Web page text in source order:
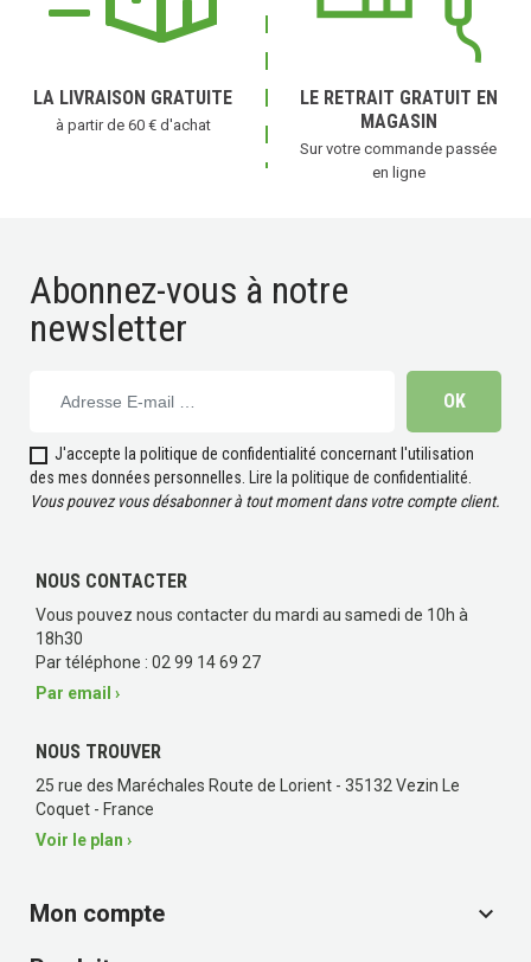
LA LIVRAISON GRATUITE
à partir de 60 € d'achat
LE RETRAIT GRATUIT EN
MAGASIN
Sur votre commande passée
en ligne
Abonnez-vous à notre
newsletter
J'accepte la politique de confidentialité concernant l'utilisation
des mes données personnelles. Lire la politique de confidentialité.
Vous pouvez vous désabonner à tout moment dans votre compte client.
NOUS CONTACTER
Vous pouvez nous contacter du mardi au samedi de 10h à
18h30
Par téléphone : 02 99 14 69 27
Par email ›
NOUS TROUVER
25 rue des Maréchales Route de Lorient - 35132 Vezin Le
Coquet - France
Voir le plan ›
Mon compte
